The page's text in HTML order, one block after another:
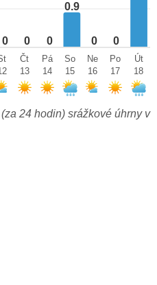
0 0 0
0.9
0 0
Čt
13
Pá
14
So
15
Ne
16
Po
17
Út
18
24 hodin) srážkové úhrny v